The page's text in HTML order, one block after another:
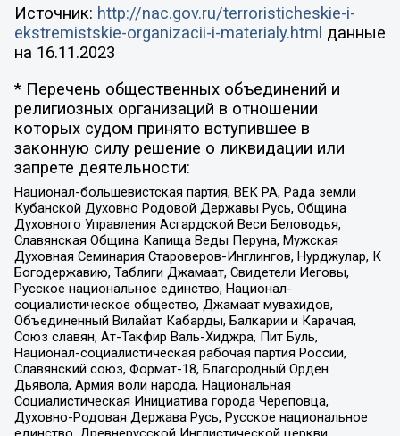
Источник: http://nac.gov.ru/terroristicheskie-i-
ekstremistskie-organizacii-i-materialy.html данные
на 16.11.2023
* Перечень общественных объединений и
религиозных организаций в отношении
которых судом принято вступившее в
законную силу решение о ликвидации или
запрете деятельности:
Национал-большевистская партия, ВЕК РА, Рада земли
Кубанской Духовно Родовой Державы Русь, Община
Духовного Управления Асгардской Веси Беловодья,
Славянская Община Капища Веды Перуна, Мужская
Духовная Семинария Староверов-Инглингов, Нурджулар, К
Богодержавию, Таблиги Джамаат, Свидетели Иеговы,
Русское национальное единство, Национал-
социалистическое общество, Джамаат мувахидов,
Объединенный Вилайат Кабарды, Балкарии и Карачая,
Союз славян, Ат-Такфир Валь-Хиджра, Пит Буль,
Национал-социалистическая рабочая партия России,
Славянский союз, Формат-18, Благородный Орден
Дьявола, Армия воли народа, Национальная
Социалистическая Инициатива города Череповца,
Духовно-Родовая Держава Русь, Русское национальное